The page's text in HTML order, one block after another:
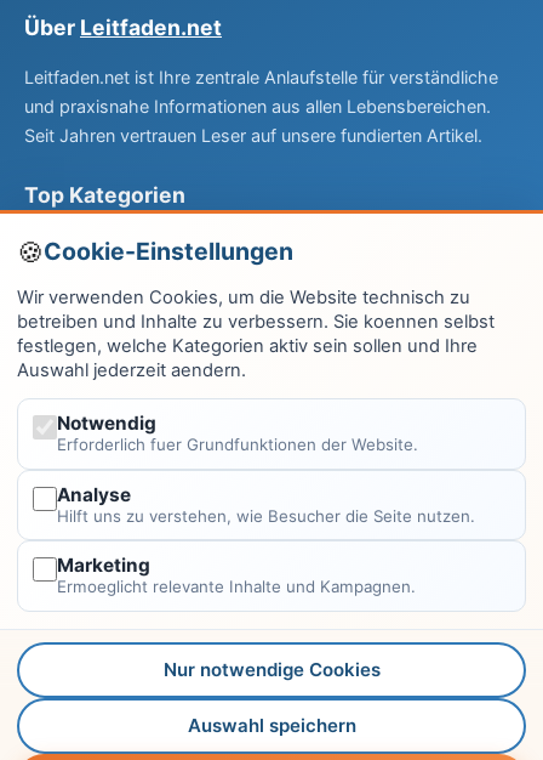
Über Leitfaden.net
Leitfaden.net ist Ihre zentrale Anlaufstelle für verständliche
und praxisnahe Informationen aus allen Lebensbereichen.
Seit Jahren vertrauen Leser auf unsere fundierten Artikel.
Top Kategorien
Computer & EDV
Haus & Garten
Fitness & Gesundheit
Wissen & Lernen
Finanzen
Rechtliches
Impressum
Leitfaden-Konzept
Cookie-Einstellungen
Wir verwenden Cookies, um die Website technisch zu
betreiben und Inhalte zu verbessern. Sie koennen selbst
festlegen, welche Kategorien aktiv sein sollen und Ihre
Auswahl jederzeit aendern.
Notwendig
Erforderlich fuer Grundfunktionen der Website.
Analyse
Hilft uns zu verstehen, wie Besucher die Seite nutzen.
Marketing
Ermoeglicht relevante Inhalte und Kampagnen.
Nur notwendige Cookies
Auswahl speichern